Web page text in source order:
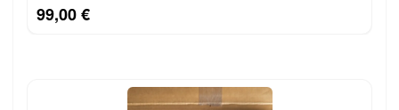
99,00 €